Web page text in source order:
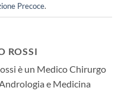
Precoce.
ROSSI
è un Medico Chirurgo
e Medicina